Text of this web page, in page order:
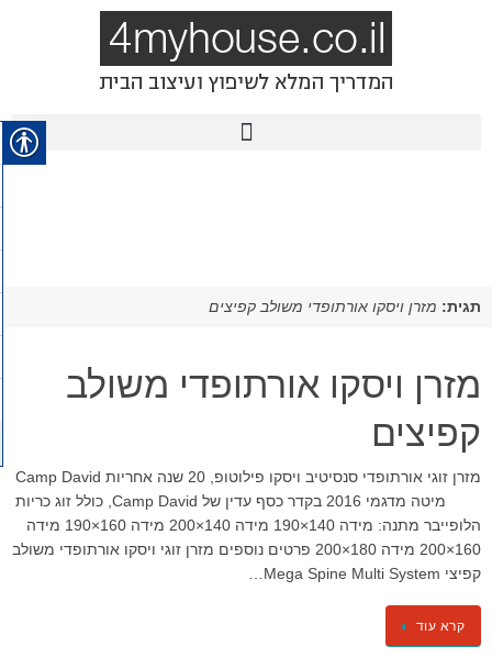
תגית: מזרן ויסקו אורתופדי משולב קפיצים
מזרן ויסקו אורתופדי משולב
קפיצים
מזרן זוגי אורתופדי סנסיטיב ויסקו פילוטופ, 20 שנה אחריות Camp David
מיטה מדגמי 2016 בקדר כסף עדין של Camp David, כולל זוג כריות
הלופייבר מתנה: מידה 140×190 מידה 140×200 מידה 160×190 מידה
160×200 מידה 180×200 פרטים נוספים מזרן זוגי ויסקו אורתופדי משולב
קפיצי Mega Spine Multi System…
קרא עוד